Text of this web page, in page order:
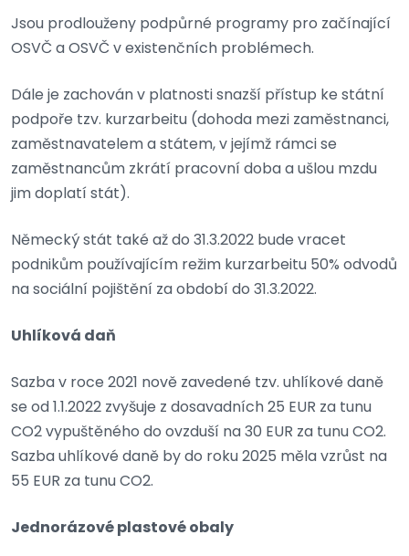
Jsou prodlouženy podpůrné programy pro začínající
OSVČ a OSVČ v existenčních problémech.
Dále je zachován v platnosti snazší přístup ke státní
podpoře tzv. kurzarbeitu (dohoda mezi zaměstnanci,
zaměstnavatelem a státem, v jejímž rámci se
zaměstnancům zkrátí pracovní doba a ušlou mzdu
jim doplatí stát).
Německý stát také až do 31.3.2022 bude vracet
podnikům používajícím režim kurzarbeitu 50% odvodů
na sociální pojištění za období do 31.3.2022.
Uhlíková daň
Sazba v roce 2021 nově zavedené tzv. uhlíkové daně
se od 1.1.2022 zvyšuje z dosavadních 25 EUR za tunu
CO2 vypuštěného do ovzduší na 30 EUR za tunu CO2.
Sazba uhlíkové daně by do roku 2025 měla vzrůst na
55 EUR za tunu CO2.
Jednorázové plastové obaly